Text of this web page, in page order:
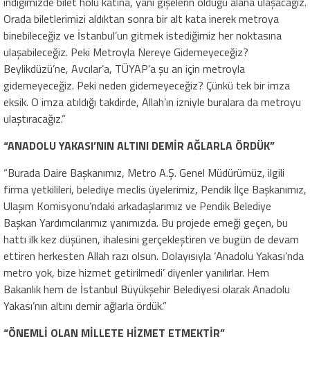
Orada biletlerimizi aldıktan sonra bir alt kata inerek metroya
binebileceğiz ve İstanbul’un gitmek istediğimiz her noktasına
ulaşabileceğiz. Peki Metroyla Nereye Gidemeyeceğiz?
Beylikdüzü’ne, Avcılar’a, TÜYAP’a şu an için metroyla
gidemeyeceğiz. Peki neden gidemeyeceğiz? Çünkü tek bir imza
eksik. O imza atıldığı takdirde, Allah’ın izniyle buralara da metroyu
ulaştıracağız.”
“ANADOLU YAKASI’NIN ALTINI DEMİR AĞLARLA ÖRDÜK”
“Burada Daire Başkanımız, Metro A.Ş. Genel Müdürümüz, ilgili
firma yetkilileri, belediye meclis üyelerimiz, Pendik İlçe Başkanımız,
Ulaşım Komisyonu’ndaki arkadaşlarımız ve Pendik Belediye
Başkan Yardımcılarımız yanımızda. Bu projede emeği geçen, bu
hattı ilk kez düşünen, ihalesini gerçekleştiren ve bugün de devam
ettiren herkesten Allah razı olsun. Dolayısıyla ‘Anadolu Yakası’nda
metro yok, bize hizmet getirilmedi’ diyenler yanılırlar. Hem
Bakanlık hem de İstanbul Büyükşehir Belediyesi olarak Anadolu
Yakası’nın altını demir ağlarla ördük.”
“ÖNEMLİ OLAN MİLLETE HİZMET ETMEKTİR”